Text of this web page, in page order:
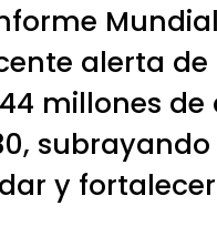
alerta
millones
y